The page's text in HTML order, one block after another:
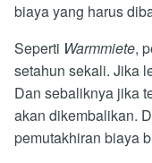
biaya yang harus
Seperti Warmmiete,
setahun sekali. Jika
Dan sebaliknya jika
akan dikembalikan.
pemutakhiran biaya